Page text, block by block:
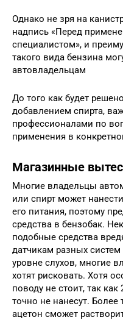
Однако не зря на
надпись «Перед
специалистом», и
такого вида бензина
автовладельцам
До того как будет
добавлением спирта,
профессионалами по
применения в
Магазинные
Многие владельцы
или спирт может
его питания, поэтому
средства в бензобак.
подобные средства
датчикам разных
уровне слухов, многие
хотят рисковать. Хотя
поводу не стоит, так
точно не нанесут. Более
ацетон сможет